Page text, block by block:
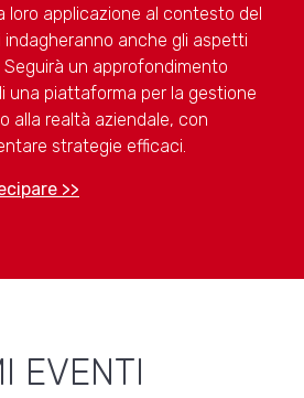
loro applicazione al contesto del
anche gli aspetti
un approfondimento
una piattaforma per la gestione
alla realtà aziendale, con
strategie efficaci.
>>
EVENTI